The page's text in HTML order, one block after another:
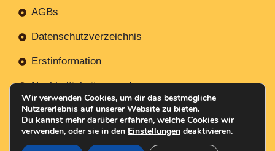
AGBs
Datenschutzverzeichnis
Erstinformation
Nachhaltigkeitsverordnung
Wir verwenden Cookies, um dir das bestmögliche
Nutzererlebnis auf unserer Website zu bieten.
Du kannst mehr darüber erfahren, welche Cookies wir
verwenden, oder sie in den Einstellungen deaktivieren.